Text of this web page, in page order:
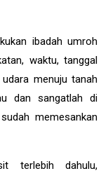
ibadah umroh
waktu, tanggal
menuju tanah
dan sangatlah di
memesankan
terlebih dahulu,